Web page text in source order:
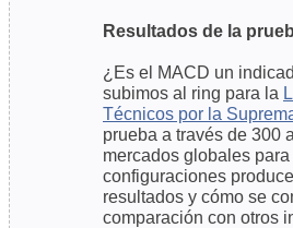
Resultados de la
¿Es el MACD un
subimos al ring para la
Técnicos por la
prueba a través de 300
mercados globales
configuraciones
resultados y cómo se
comparación con otros